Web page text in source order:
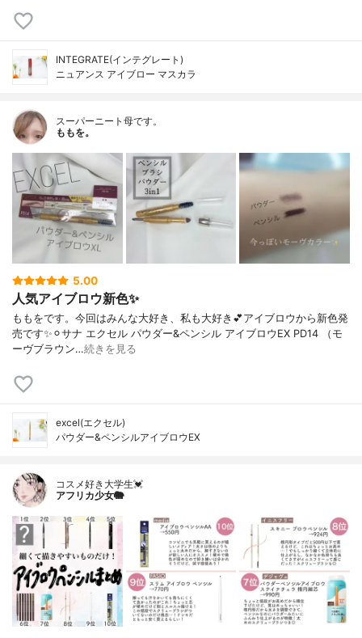
INTEGRATE(インテグレート)
ニュアンス アイブロー マスカラ
スーパーニート母です。
ももを。
5.00
人気アイブロウ新色✨
ももをです。今回はみんな大好き、私も大好き💕アイブロウから新色発
売です✨⚪︎サナ エクセル パウダー&ペンシル アイブロウEX PD14 （モ
ーヴブラウン…続きを見る
excel(エクセル)
パウダー&ペンシルアイブロウEX
コスメ好き大学生💓
アフリカ少女🐘